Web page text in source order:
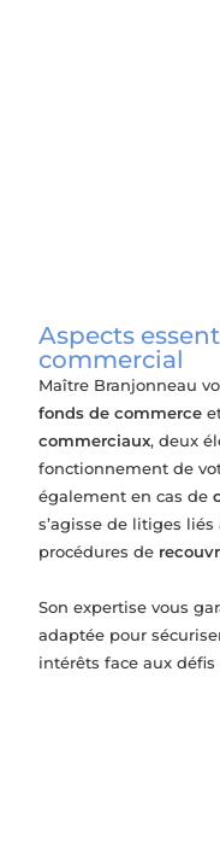
Aspects
commercial
Maître Branjonneau
fonds de commerce
commerciaux, deux
fonctionnement de
également en cas de
s’agisse de litiges
procédures de
Son expertise vous
adaptée pour
intérêts face aux